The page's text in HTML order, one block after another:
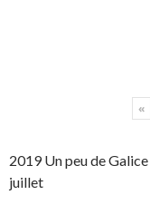
«
2019 Un peu de
juillet